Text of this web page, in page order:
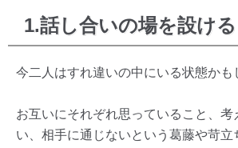
1.話し合いの場を設ける
今二人はすれ違いの中にいる状態かも
お互いにそれぞれ思っていること、考
い、相手に通じないという葛藤や苛立